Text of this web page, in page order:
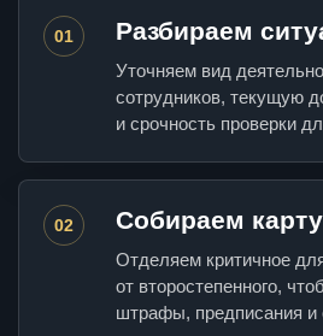
01 Разбираем
Уточняем вид
сотрудников, текущую
и срочность проверки
02 Собираем
Отделяем критичное
от второстепенного,
штрафы, предписания и